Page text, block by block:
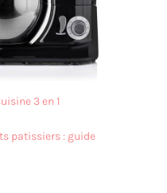
3 en 1
patissiers : guide